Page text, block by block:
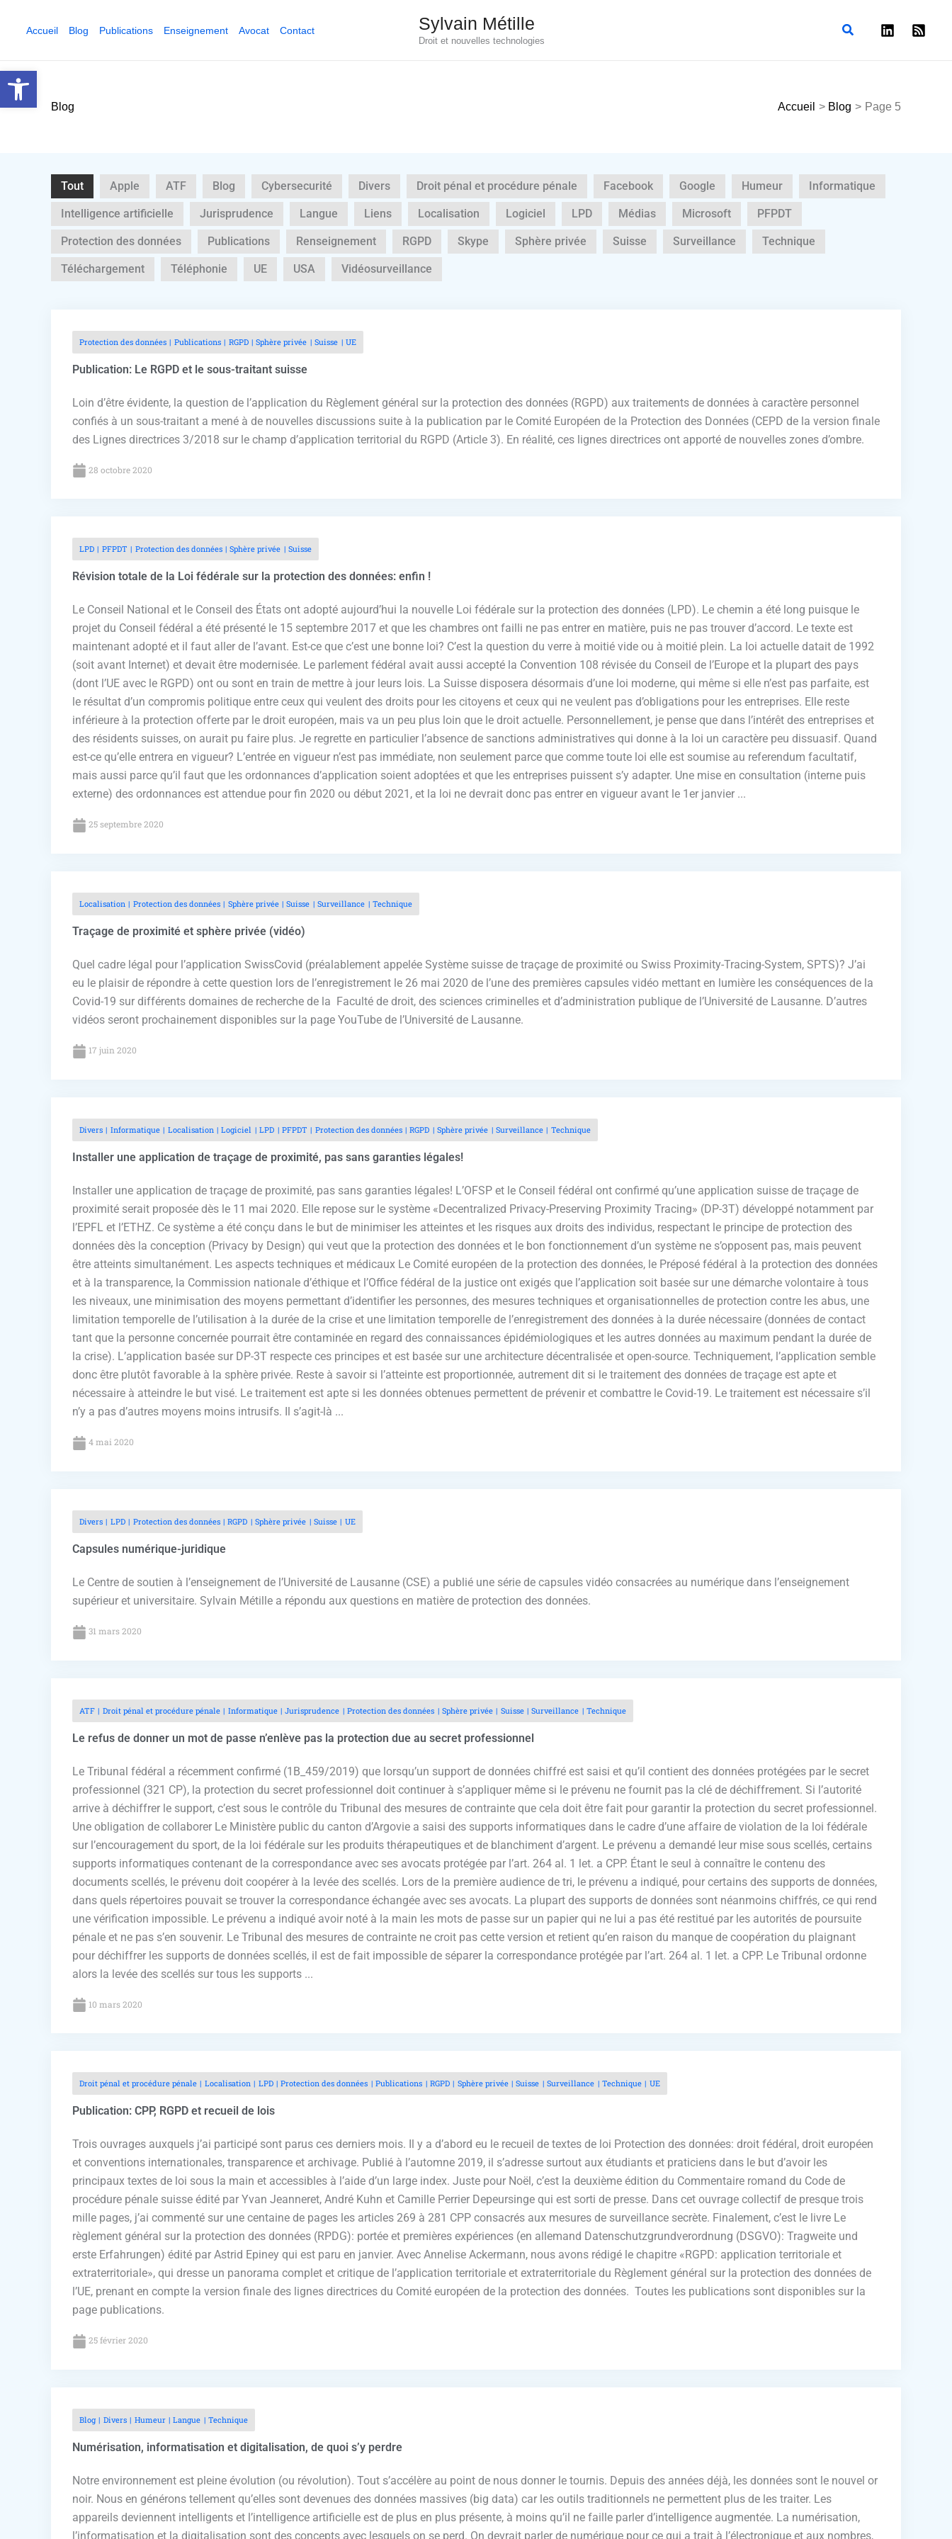
Ouvrir la barre d’outils
Accueil Blog Publications Enseignement Avocat Contact Sylvain Métille
Droit et nouvelles technologies
Rechercher
Blog Accueil Blog Page 5
Tout Apple ATF Blog Cybersecurité Divers Droit pénal et procédure pénale Facebook Google Humeur Informatique
Intelligence artificielle Jurisprudence Langue Liens Localisation Logiciel LPD Médias Microsoft PFPDT
Protection des données Publications Renseignement RGPD Skype Sphère privée Suisse Surveillance Technique
Téléchargement Téléphonie UE USA Vidéosurveillance
Protection des données Publications RGPD Sphère privée Suisse UE
Publication: Le RGPD et le sous-traitant suisse
Loin d’être évidente, la question de l’application du Règlement général sur la protection des données (RGPD) aux traitements de données à caractère personnel
confiés à un sous-traitant a mené à de nouvelles discussions suite à la publication par le Comité Européen de la Protection des Données (CEPD de la version finale
des Lignes directrices 3/2018 sur le champ d’application territorial du RGPD (Article 3). En réalité, ces lignes directrices ont apporté de nouvelles zones d’ombre.
28 octobre 2020
LPD PFPDT Protection des données Sphère privée Suisse
Révision totale de la Loi fédérale sur la protection des données: enfin !
Le Conseil National et le Conseil des États ont adopté aujourd’hui la nouvelle Loi fédérale sur la protection des données (LPD). Le chemin a été long puisque le
projet du Conseil fédéral a été présenté le 15 septembre 2017 et que les chambres ont failli ne pas entrer en matière, puis ne pas trouver d’accord. Le texte est
maintenant adopté et il faut aller de l’avant. Est-ce que c’est une bonne loi? C’est la question du verre à moitié vide ou à moitié plein. La loi actuelle datait de 1992
(soit avant Internet) et devait être modernisée. Le parlement fédéral avait aussi accepté la Convention 108 révisée du Conseil de l’Europe et la plupart des pays
(dont l’UE avec le RGPD) ont ou sont en train de mettre à jour leurs lois. La Suisse disposera désormais d’une loi moderne, qui même si elle n’est pas parfaite, est
le résultat d’un compromis politique entre ceux qui veulent des droits pour les citoyens et ceux qui ne veulent pas d’obligations pour les entreprises. Elle reste
inférieure à la protection offerte par le droit européen, mais va un peu plus loin que le droit actuelle. Personnellement, je pense que dans l’intérêt des entreprises et
des résidents suisses, on aurait pu faire plus. Je regrette en particulier l’absence de sanctions administratives qui donne à la loi un caractère peu dissuasif. Quand
est-ce qu’elle entrera en vigueur? L’entrée en vigueur n’est pas immédiate, non seulement parce que comme toute loi elle est soumise au referendum facultatif,
mais aussi parce qu’il faut que les ordonnances d’application soient adoptées et que les entreprises puissent s’y adapter. Une mise en consultation (interne puis
externe) des ordonnances est attendue pour fin 2020 ou début 2021, et la loi ne devrait donc pas entrer en vigueur avant le 1er janvier ...
25 septembre 2020
Localisation Protection des données Sphère privée Suisse Surveillance Technique
Traçage de proximité et sphère privée (vidéo)
Quel cadre légal pour l’application SwissCovid (préalablement appelée Système suisse de traçage de proximité ou Swiss Proximity-Tracing-System, SPTS)? J’ai
eu le plaisir de répondre à cette question lors de l’enregistrement le 26 mai 2020 de l’une des premières capsules vidéo mettant en lumière les conséquences de la
Covid-19 sur différents domaines de recherche de la Faculté de droit, des sciences criminelles et d’administration publique de l’Université de Lausanne. D’autres
vidéos seront prochainement disponibles sur la page YouTube de l’Université de Lausanne.
17 juin 2020
Divers Informatique Localisation Logiciel LPD PFPDT Protection des données RGPD Sphère privée Surveillance Technique
Installer une application de traçage de proximité, pas sans garanties légales!
Installer une application de traçage de proximité, pas sans garanties légales! L’OFSP et le Conseil fédéral ont confirmé qu’une application suisse de traçage de
proximité serait proposée dès le 11 mai 2020. Elle repose sur le système «Decentralized Privacy-Preserving Proximity Tracing» (DP-3T) développé notamment par
l’EPFL et l’ETHZ. Ce système a été conçu dans le but de minimiser les atteintes et les risques aux droits des individus, respectant le principe de protection des
données dès la conception (Privacy by Design) qui veut que la protection des données et le bon fonctionnement d’un système ne s’opposent pas, mais peuvent
être atteints simultanément. Les aspects techniques et médicaux Le Comité européen de la protection des données, le Préposé fédéral à la protection des données
et à la transparence, la Commission nationale d’éthique et l’Office fédéral de la justice ont exigés que l’application soit basée sur une démarche volontaire à tous
les niveaux, une minimisation des moyens permettant d’identifier les personnes, des mesures techniques et organisationnelles de protection contre les abus, une
limitation temporelle de l’utilisation à la durée de la crise et une limitation temporelle de l’enregistrement des données à la durée nécessaire (données de contact
tant que la personne concernée pourrait être contaminée en regard des connaissances épidémiologiques et les autres données au maximum pendant la durée de
la crise). L’application basée sur DP-3T respecte ces principes et est basée sur une architecture décentralisée et open-source. Techniquement, l’application semble
donc être plutôt favorable à la sphère privée. Reste à savoir si l’atteinte est proportionnée, autrement dit si le traitement des données de traçage est apte et
nécessaire à atteindre le but visé. Le traitement est apte si les données obtenues permettent de prévenir et combattre le Covid-19. Le traitement est nécessaire s’il
n’y a pas d’autres moyens moins intrusifs. Il s’agit-là ...
4 mai 2020
Divers LPD Protection des données RGPD Sphère privée Suisse UE
Capsules numérique-juridique
Le Centre de soutien à l’enseignement de l’Université de Lausanne (CSE) a publié une série de capsules vidéo consacrées au numérique dans l’enseignement
supérieur et universitaire. Sylvain Métille a répondu aux questions en matière de protection des données.
31 mars 2020
ATF Droit pénal et procédure pénale Informatique Jurisprudence Protection des données Sphère privée Suisse Surveillance Technique
Le refus de donner un mot de passe n’enlève pas la protection due au secret professionnel
Le Tribunal fédéral a récemment confirmé (1B_459/2019) que lorsqu’un support de données chiffré est saisi et qu’il contient des données protégées par le secret
professionnel (321 CP), la protection du secret professionnel doit continuer à s’appliquer même si le prévenu ne fournit pas la clé de déchiffrement. Si l’autorité
arrive à déchiffrer le support, c’est sous le contrôle du Tribunal des mesures de contrainte que cela doit être fait pour garantir la protection du secret professionnel.
Une obligation de collaborer Le Ministère public du canton d’Argovie a saisi des supports informatiques dans le cadre d’une affaire de violation de la loi fédérale
sur l’encouragement du sport, de la loi fédérale sur les produits thérapeutiques et de blanchiment d’argent. Le prévenu a demandé leur mise sous scellés, certains
supports informatiques contenant de la correspondance avec ses avocats protégée par l’art. 264 al. 1 let. a CPP. Étant le seul à connaître le contenu des
documents scellés, le prévenu doit coopérer à la levée des scellés. Lors de la première audience de tri, le prévenu a indiqué, pour certains des supports de données,
dans quels répertoires pouvait se trouver la correspondance échangée avec ses avocats. La plupart des supports de données sont néanmoins chiffrés, ce qui rend
une vérification impossible. Le prévenu a indiqué avoir noté à la main les mots de passe sur un papier qui ne lui a pas été restitué par les autorités de poursuite
pénale et ne pas s’en souvenir. Le Tribunal des mesures de contrainte ne croit pas cette version et retient qu’en raison du manque de coopération du plaignant
pour déchiffrer les supports de données scellés, il est de fait impossible de séparer la correspondance protégée par l’art. 264 al. 1 let. a CPP. Le Tribunal ordonne
alors la levée des scellés sur tous les supports ...
10 mars 2020
Droit pénal et procédure pénale Localisation LPD Protection des données Publications RGPD Sphère privée Suisse Surveillance Technique UE
Publication: CPP, RGPD et recueil de lois
Trois ouvrages auxquels j’ai participé sont parus ces derniers mois. Il y a d’abord eu le recueil de textes de loi Protection des données: droit fédéral, droit européen
et conventions internationales, transparence et archivage. Publié à l’automne 2019, il s’adresse surtout aux étudiants et praticiens dans le but d’avoir les
principaux textes de loi sous la main et accessibles à l’aide d’un large index. Juste pour Noël, c’est la deuxième édition du Commentaire romand du Code de
procédure pénale suisse édité par Yvan Jeanneret, André Kuhn et Camille Perrier Depeursinge qui est sorti de presse. Dans cet ouvrage collectif de presque trois
mille pages, j’ai commenté sur une centaine de pages les articles 269 à 281 CPP consacrés aux mesures de surveillance secrète. Finalement, c’est le livre Le
règlement général sur la protection des données (RPDG): portée et premières expériences (en allemand Datenschutzgrundverordnung (DSGVO): Tragweite und
erste Erfahrungen) édité par Astrid Epiney qui est paru en janvier. Avec Annelise Ackermann, nous avons rédigé le chapitre «RGPD: application territoriale et
extraterritoriale», qui dresse un panorama complet et critique de l’application territoriale et extraterritoriale du Règlement général sur la protection des données de
l’UE, prenant en compte la version finale des lignes directrices du Comité européen de la protection des données. Toutes les publications sont disponibles sur la
page publications.
25 février 2020
Blog Divers Humeur Langue Technique
Numérisation, informatisation et digitalisation, de quoi s’y perdre
Notre environnement est pleine évolution (ou révolution). Tout s’accélère au point de nous donner le tournis. Depuis des années déjà, les données sont le nouvel or
noir. Nous en générons tellement qu’elles sont devenues des données massives (big data) car les outils traditionnels ne permettent plus de les traiter. Les
appareils deviennent intelligents et l’intelligence artificielle est de plus en plus présente, à moins qu’il ne faille parler d’intelligence augmentée. La numérisation,
l’informatisation et la digitalisation sont des concepts avec lesquels on se perd. On devrait parler de numérique pour ce qui a trait à l’électronique et aux nombres,